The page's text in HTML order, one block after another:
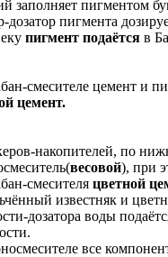
заполняет пигментом
дозатор пигмента
пигмент подаётся в
смесителе цемент и
цемент.
накопителей, по
весовой), при
смесителя цветной
известняк и
дозатора воды
все